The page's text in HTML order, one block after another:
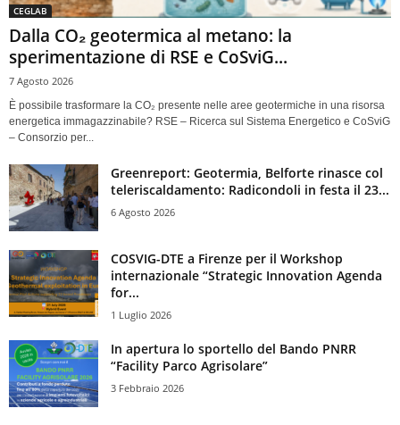
CEGLAB
Dalla CO₂ geotermica al metano: la
sperimentazione di RSE e CoSviG...
7 Agosto 2026
È possibile trasformare la CO₂ presente nelle aree geotermiche in una risorsa
energetica immagazzinabile? RSE – Ricerca sul Sistema Energetico e CoSviG
– Consorzio per...
Greenreport: Geotermia, Belforte rinasce col
teleriscaldamento: Radicondoli in festa il 23...
6 Agosto 2026
COSVIG-DTE a Firenze per il Workshop
internazionale “Strategic Innovation Agenda
for...
1 Luglio 2026
In apertura lo sportello del Bando PNRR
“Facility Parco Agrisolare”
3 Febbraio 2026